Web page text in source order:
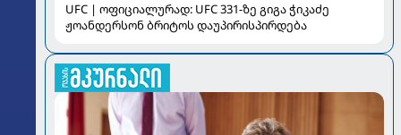
UFC | ოფიციალურად: UFC 331-ზე გიგა ჭიკაძე
ჟოანდერსონ ბრიტოს დაუპირისპირდება